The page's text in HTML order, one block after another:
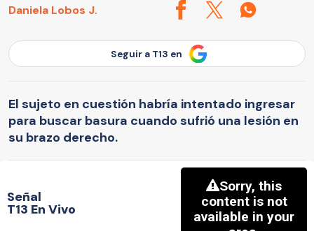
Daniela Lobos J.
Seguir a T13 en
El sujeto en cuestión habría intentado ingresar
para buscar basura cuando sufrió una lesión en
su brazo derecho.
Señal
T13 En Vivo